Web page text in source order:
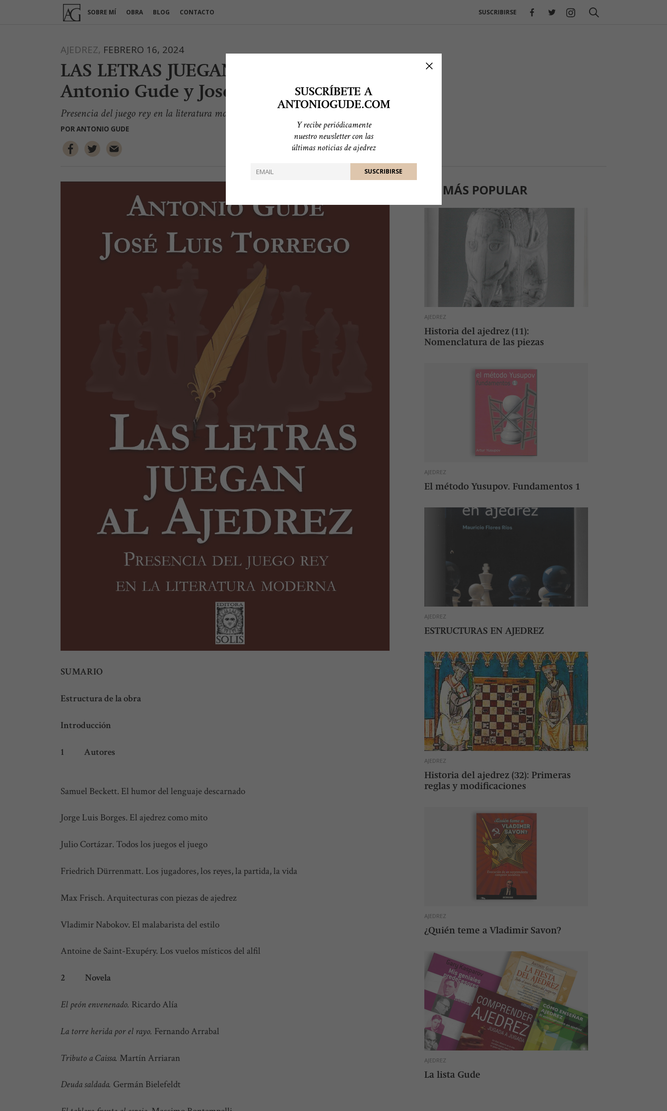
SUSCRÍBETE A
ANTONIOGUDE.COM
Y recibe periódicamente
nuestro newsletter con las
últimas noticias de ajedrez
SOBRE MÍ OBRA BLOG CONTACTO SUSCRIBIRSE
AJEDREZ, FEBRERO 16, 2024
LAS LETRAS JUEGAN AL AJEDREZ –
Antonio Gude y José Luis Torrego
Presencia del juego rey en la literatura moderna
PORANTONIO GUDE
SUMARIO
Estructura de la obra
Introducción
1 Autores
Samuel Beckett. El humor del lenguaje descarnado
Jorge Luis Borges. El ajedrez como mito
Julio Cortázar. Todos los juegos el juego
Friedrich Dürrenmatt. Los jugadores, los reyes, la partida, la vida
Max Frisch. Arquitecturas con piezas de ajedrez
Vladimir Nabokov. El malabarista del estilo
Antoine de Saint-Exupéry. Los vuelos místicos del alfil
2 Novela
El peón envenenado. Ricardo Alía
La torre herida por el rayo. Fernando Arrabal
Tributo a Caissa. Martín Arriaran
Deuda saldada. Germán Bielefeldt
LO MÁS POPULAR
AJEDREZ
Historia del ajedrez (11):
Nomenclatura de las piezas
AJEDREZ
El método Yusupov. Fundamentos 1
AJEDREZ
ESTRUCTURAS EN AJEDREZ
AJEDREZ
Historia del ajedrez (32): Primeras
reglas y modificaciones
AJEDREZ
¿Quién teme a Vladimir Savon?
AJEDREZ
La lista Gude